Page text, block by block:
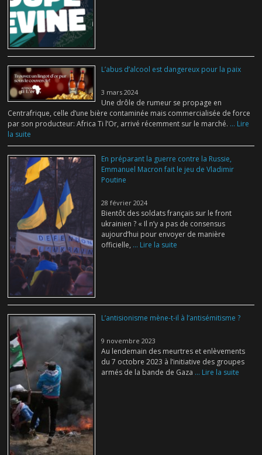
L’abus d’alcool est dangereux pour la paix
3 mars 2024
Une drôle de rumeur se propage en
Centrafrique, celle d’une bière contaminée mais commercialisée de force
par son producteur: Africa Ti l’Or, arrivé récemment sur le marché. ... Lire
la suite
En préparant la guerre contre la Russie,
Emmanuel Macron fait le jeu de Vladimir
Poutine
28 février 2024
Bientôt des soldats français sur le front
ukrainien ? « Il n’y a pas de consensus
aujourd’hui pour envoyer de manière
officielle, ... Lire la suite
L’antisionisme mène-t-il à l’antisémitisme ?
9 novembre 2023
Au lendemain des meurtres et enlèvements
du 7 octobre 2023 à l’initiative des groupes
armés de la bande de Gaza ... Lire la suite